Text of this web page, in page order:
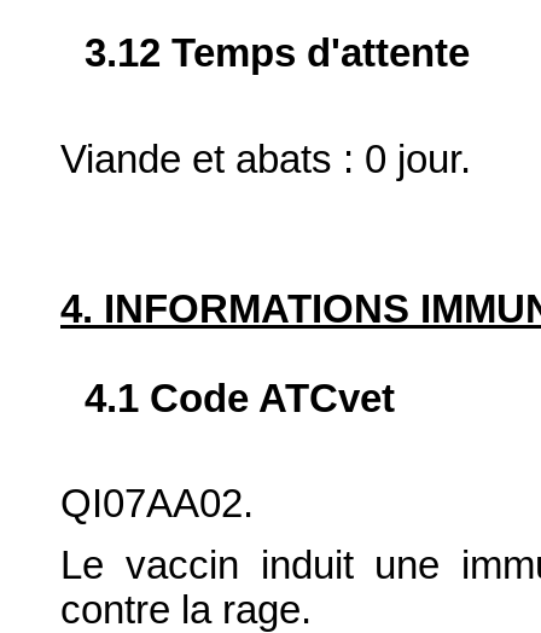
3.12 Temps d'attente
Viande et abats : 0 jour.
4. INFORMATIONS
4.1 Code ATCvet
QI07AA02.
Le vaccin induit une
contre la rage.